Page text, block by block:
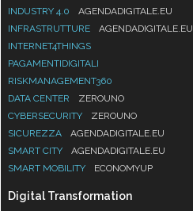
INDUSTRY 4.0
AGENDADIGITALE.EU
INFRASTRUTTURE
AGENDADIGITALE.EU
INTERNET4THINGS
PAGAMENTIDIGITALI
RISKMANAGEMENT360
DATA CENTER
ZEROUNO
CYBERSECURITY
ZEROUNO
SICUREZZA
AGENDADIGITALE.EU
SMART CITY
AGENDADIGITALE.EU
SMART MOBILITY
ECONOMYUP
Digital Transformation